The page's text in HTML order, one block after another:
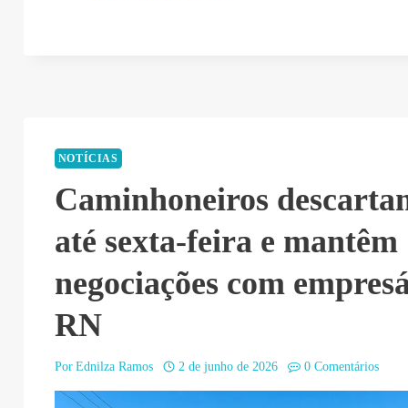
NOTÍCIAS
Caminhoneiros
até sexta-feira e mantêm
negociações com
RN
Por Ednilza Ramos 2 de junho de 2026 0 Comentários